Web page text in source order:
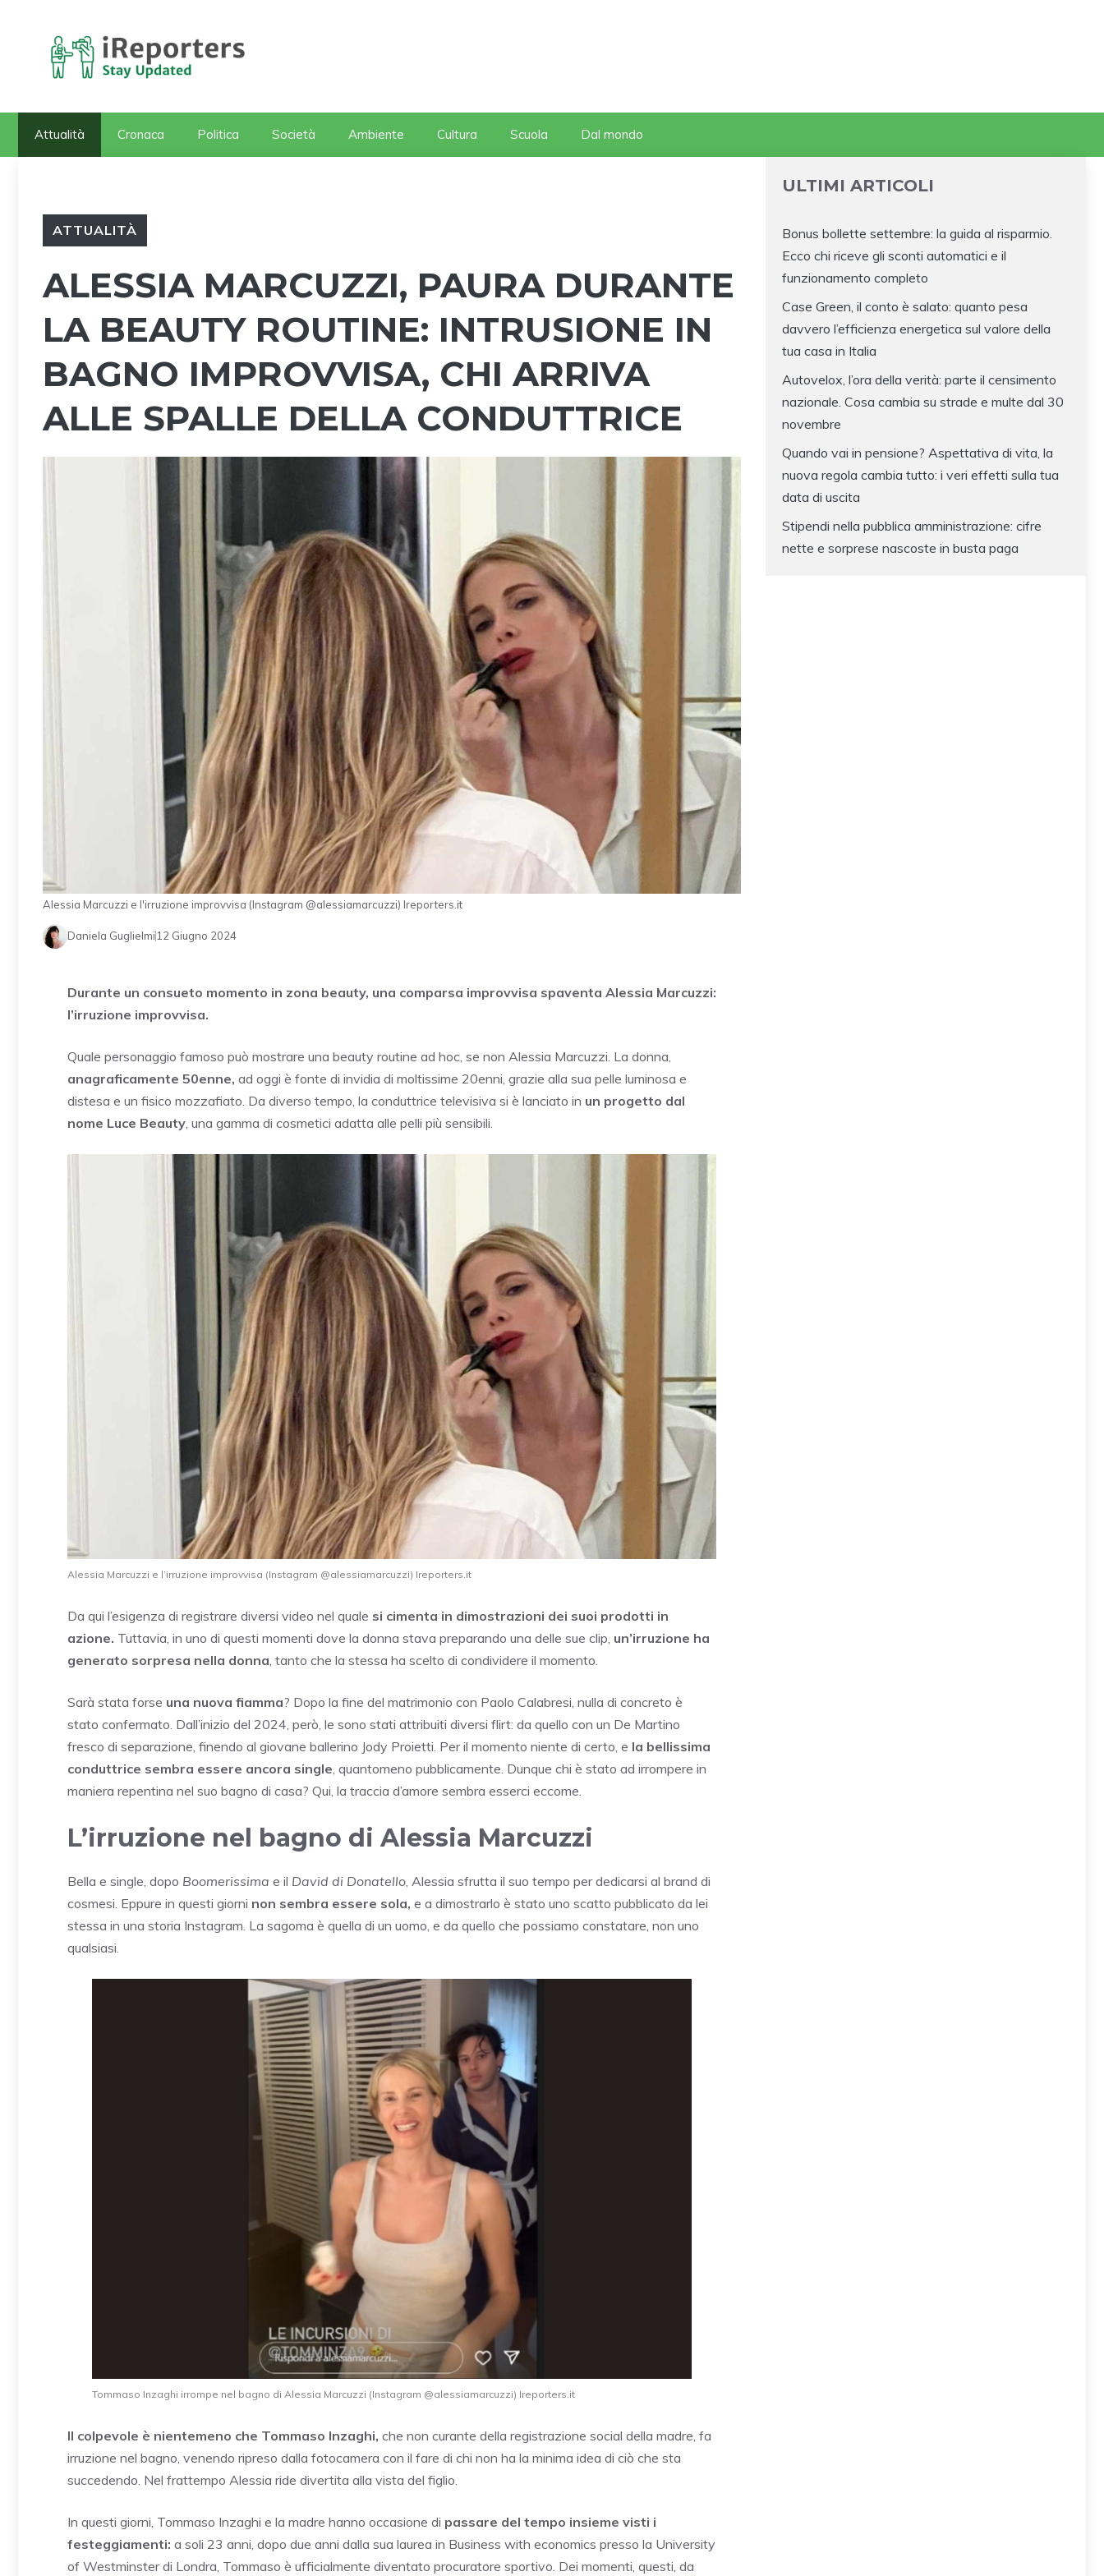
contenuto
Attualità Cronaca Politica Società Ambiente Cultura Scuola Dal mondo
ATTUALITÀ
ALESSIA MARCUZZI, PAURA DURANTE
LA BEAUTY ROUTINE: INTRUSIONE IN
BAGNO IMPROVVISA, CHI ARRIVA
ALLE SPALLE DELLA CONDUTTRICE
Alessia Marcuzzi e l'irruzione improvvisa (Instagram @alessiamarcuzzi) Ireporters.it
Daniela Guglielmi12 Giugno 2024
Durante un consueto momento in zona beauty, una comparsa improvvisa spaventa Alessia Marcuzzi:
l’irruzione improvvisa.
Quale personaggio famoso può mostrare una beauty routine ad hoc, se non Alessia Marcuzzi. La donna,
anagraficamente 50enne, ad oggi è fonte di invidia di moltissime 20enni, grazie alla sua pelle luminosa e
distesa e un fisico mozzafiato. Da diverso tempo, la conduttrice televisiva si è lanciato in un progetto dal
nome Luce Beauty , una gamma di cosmetici adatta alle pelli più sensibili.
Alessia Marcuzzi e l’irruzione improvvisa (Instagram @alessiamarcuzzi) Ireporters.it
Da qui l’esigenza di registrare diversi video nel quale si cimenta in dimostrazioni dei suoi prodotti in
azione. Tuttavia, in uno di questi momenti dove la donna stava preparando una delle sue clip, un’irruzione ha
generato sorpresa nella donna, tanto che la stessa ha scelto di condividere il momento.
Sarà stata forse una nuova fiamma? Dopo la fine del matrimonio con Paolo Calabresi, nulla di concreto è
stato confermato. Dall’inizio del 2024, però, le sono stati attribuiti diversi flirt: da quello con un De Martino
fresco di separazione, finendo al giovane ballerino Jody Proietti. Per il momento niente di certo, e la bellissima
conduttrice sembra essere ancora single, quantomeno pubblicamente. Dunque chi è stato ad irrompere in
maniera repentina nel suo bagno di casa? Qui, la traccia d’amore sembra esserci eccome.
L’irruzione nel bagno di Alessia Marcuzzi
Bella e single, dopo Boomerissima e il David di Donatello, Alessia sfrutta il suo tempo per dedicarsi al brand di
cosmesi. Eppure in questi giorni non sembra essere sola, e a dimostrarlo è stato uno scatto pubblicato da lei
stessa in una storia Instagram. La sagoma è quella di un uomo, e da quello che possiamo constatare, non uno
qualsiasi.
Tommaso Inzaghi irrompe nel bagno di Alessia Marcuzzi (Instagram @alessiamarcuzzi) Ireporters.it
Il colpevole è nientemeno che Tommaso Inzaghi, che non curante della registrazione social della madre, fa
irruzione nel bagno, venendo ripreso dalla fotocamera con il fare di chi non ha la minima idea di ciò che sta
succedendo. Nel frattempo Alessia ride divertita alla vista del figlio.
In questi giorni, Tommaso Inzaghi e la madre hanno occasione di passare del tempo insieme visti i
festeggiamenti: a soli 23 anni, dopo due anni dalla sua laurea in Business with economics presso la University
of Westminster di Londra, Tommaso è ufficialmente diventato procuratore sportivo. Dei momenti, questi, da
ULTIMI ARTICOLI
Bonus bollette settembre: la guida al risparmio.
Ecco chi riceve gli sconti automatici e il
funzionamento completo
Case Green, il conto è salato: quanto pesa
davvero l’efficienza energetica sul valore della
tua casa in Italia
Autovelox, l’ora della verità: parte il censimento
nazionale. Cosa cambia su strade e multe dal 30
novembre
Quando vai in pensione? Aspettativa di vita, la
nuova regola cambia tutto: i veri effetti sulla tua
data di uscita
Stipendi nella pubblica amministrazione: cifre
nette e sorprese nascoste in busta paga